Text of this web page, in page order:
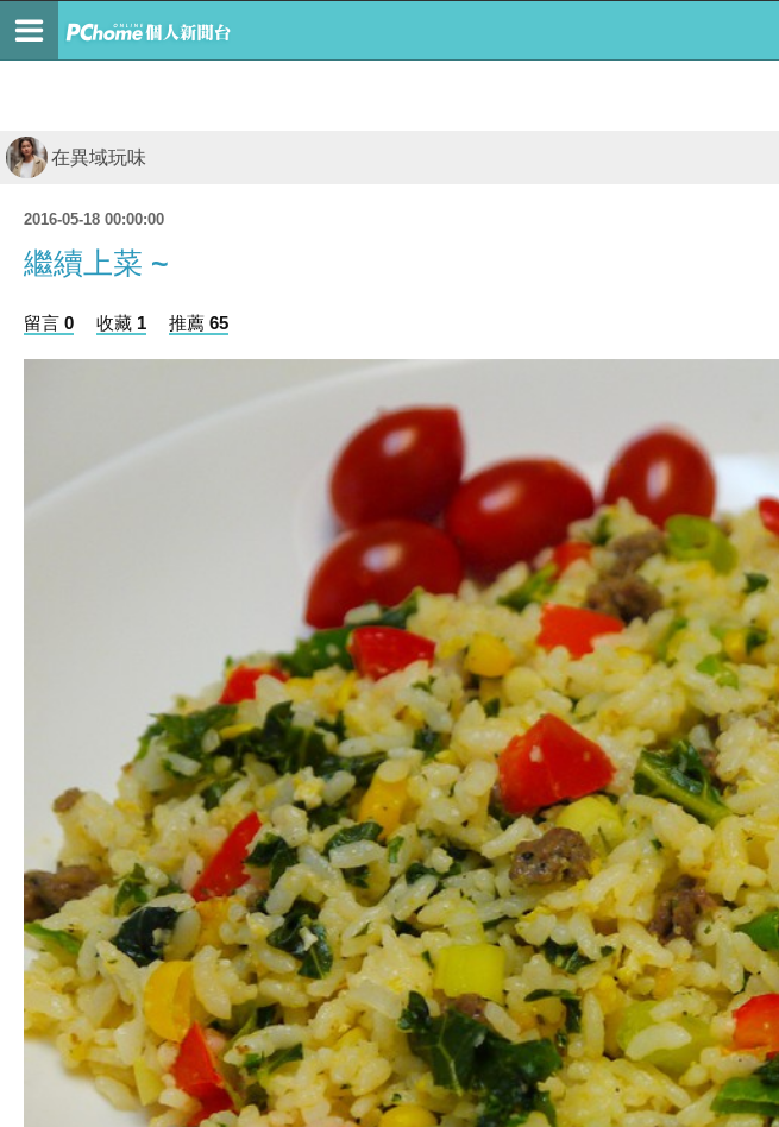
在異域玩味
2016-05-18 00:00:00
繼續上菜 ~
留言 0 收藏 1 推薦 65